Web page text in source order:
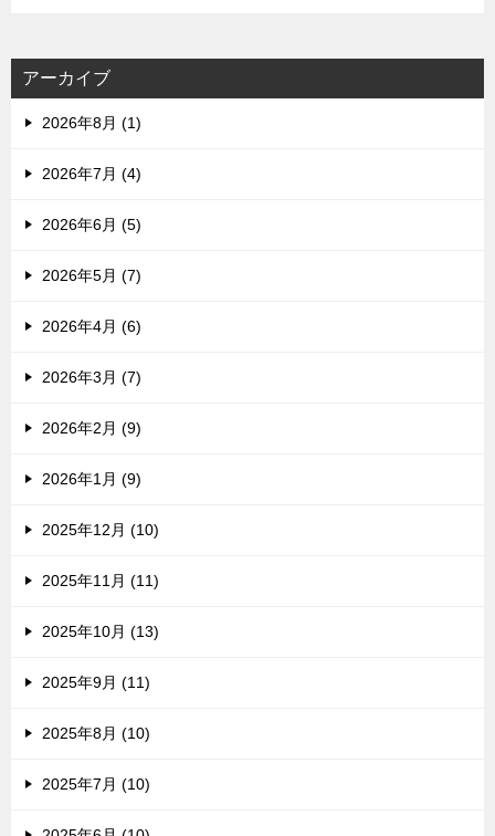
アーカイブ
2026年8月 (1)
2026年7月 (4)
2026年6月 (5)
2026年5月 (7)
2026年4月 (6)
2026年3月 (7)
2026年2月 (9)
2026年1月 (9)
2025年12月 (10)
2025年11月 (11)
2025年10月 (13)
2025年9月 (11)
2025年8月 (10)
2025年7月 (10)